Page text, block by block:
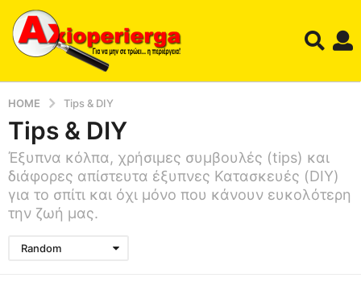
HOME Tips & DIY
Tips & DIY
Έξυπνα κόλπα, χρήσιμες συμβουλές (tips) και
διάφορες απίστευτα έξυπνες Κατασκευές (DIY)
για το σπίτι και όχι μόνο που κάνουν ευκολότερη
την ζωή μας.
Random